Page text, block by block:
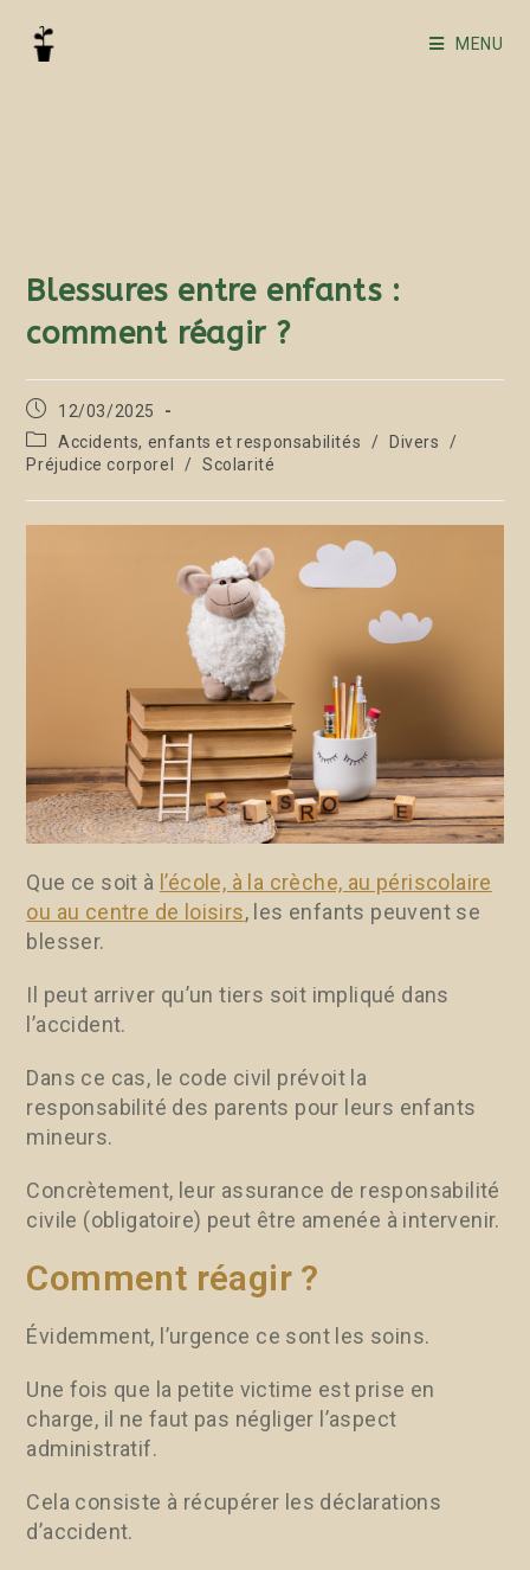
MENU
Blessures entre enfants :
comment réagir ?
12/03/2025
Accidents, enfants et responsabilités
/ Divers
/
Préjudice corporel
/ Scolarité
Que ce soit à l’école, à la crèche, au périscolaire
ou au centre de loisirs, les enfants peuvent se
blesser.
Il peut arriver qu’un tiers soit impliqué dans
l’accident.
Dans ce cas, le code civil prévoit la
responsabilité des parents pour leurs enfants
mineurs.
Concrètement, leur assurance de responsabilité
civile (obligatoire) peut être amenée à intervenir.
Comment réagir ?
Évidemment, l’urgence ce sont les soins.
Une fois que la petite victime est prise en
charge, il ne faut pas négliger l’aspect
administratif.
Cela consiste à récupérer les déclarations
d’accident.